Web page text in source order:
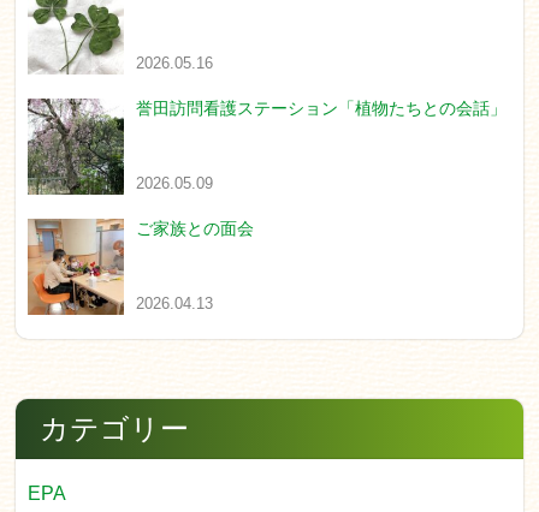
2026.05.16
誉田訪問看護ステーション「植物たちとの会話」
2026.05.09
ご家族との面会
2026.04.13
カテゴリー
EPA